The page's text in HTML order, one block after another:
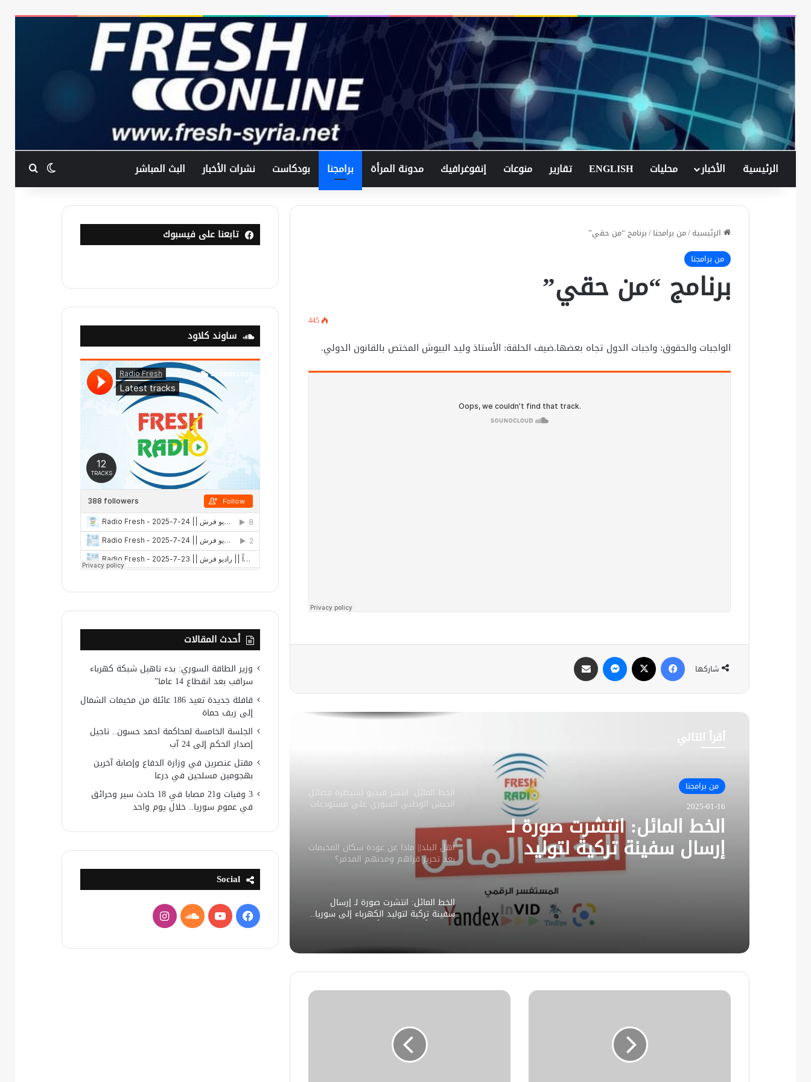
الرئيسية الأخبار محليات ENGLISH تقارير منوعات إنفوغرافيك مدونة المرأة برامجنا بودكاست نشرات الأخبار البث المباشر الوضعبحث
الرئيسية/من برامجنا/برنامج “من حقي”
من برامجنا
برنامج “من حقي”
445
الواجبات والحقوق: واجبات الدول تجاه بعضها.ضيف الحلقة: الأستاذ وليد البيوش المختص بالقانون الدولي.
شاركها
فيسبوك ماسنجر
أقرأ التالي
من برامجنا
2025-01-16
الخط المائل: انتشرت صورة لـ
إرسال سفينة تركية لتوليد
الكهرباء إلى سوريا.. وصورة
أخرى لوصول أول دفعة من
الطائرات المروحية إلى سوريا
الخط المائل: انتشرت صورة لـ إرسال
ماهي الحلول لمساعدة سكان المخيمات؟
هيئة الأمر بالمعروف والنهي عن المنكر
التركي يرفع علم بلاده على جبال
الخط المائل: انتشر فيديو لسيطرة فصائل
الجيش الوطني السوري على مستودعات
للذخيرة شمال شرق حلب
أهل البلد|| ماذا عن عودة سكان المخيمات
بعد تحرير قراهم ومدنهم المدمر؟
الأستاذ “ساري رحمون” يتحدث (لأهل
البلد) عن واقع المخيمات واحتمالات
الخط المائل: انتشرت صورة لـ إرسال
سفينة تركية لتوليد الكهرباء إلى سوريا..
وصورة أخرى لوصول أول دفعة من
الخط المائل || انتشر على مواقع التواصل
الاجتماعي خبراً لتصريح قائد “قوات سوريا
لقوات حكومة دمشق الجديدة الانتشار
شرق السودان.. هل هذه الأخبار صحيحة؟
الوطني السوري” يخطئ باستخدام
طائرة بدون طيار
تابعنا على فيسبوك
ساوند كلاود
أحدث المقالات
وزير الطاقة السوري: بدء تاهيل شبكة كهرباء
سراقب بعد انقطاع 14 عاما”
قافلة جديدة تعيد 186 عائلة من مخيمات الشمال
إلى ريف حماة
الجلسة الخامسة لمحاكمة احمد حسون.. تاجيل
إصدار الحكم إلى 24 آب
مقتل عنصرين في وزارة الدفاع وإصابة آخرين
بهجومين مسلحين في درعا
3 وفيات و21 مصابا في 18 حادث سير وحرائق
في عموم سوريا.. خلال يوم واحد
Social
فيسبوكيوتيوبساوندانستقرام